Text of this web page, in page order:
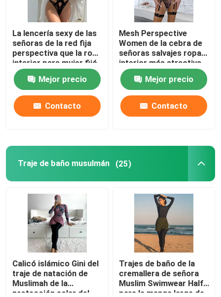
La lencería sexy de las
señoras de la red fija
perspectiva que la ropa
interior para mujer fijó
empalmar a cielo
abiertoMejor precio
Contacto
Mesh Perspective
Women de la cebra de
señoras salvajes ropa
interior más atractiva
de S Sexy Underwear la
'
Mejor precio
Contacto
Traje de baño musulmán (25)
Calicó islámico Gini del
traje de natación de
Muslimah de la
protección solar del
Trajes de baño de la
cremallera de señora
Muslim Swimwear Half
para la manga larga de